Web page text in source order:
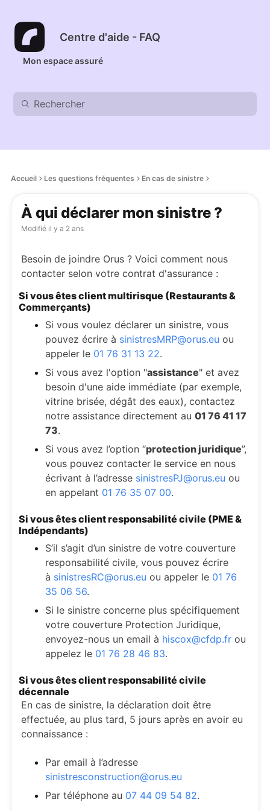
Centre d'aide - FAQ
Mon espace assuré
Accueil Les questions fréquentes En cas de sinistre
À qui déclarer mon sinistre ?
Modifié il y a 2 ans
Besoin de joindre Orus ? Voici comment nous
contacter selon votre contrat d'assurance :
Si vous êtes client multirisque (Restaurants &
Commerçants)
Si vous voulez déclarer un sinistre, vous
pouvez écrire à sinistresMRP@orus.eu ou
appeler le 01 76 31 13 22.
Si vous avez l'option "assistance" et avez
besoin d'une aide immédiate (par exemple,
vitrine brisée, dégât des eaux), contactez
notre assistance directement au 01 76 41 17
73.
Si vous avez l’option “protection juridique”,
vous pouvez contacter le service en nous
écrivant à l’adresse sinistresPJ@orus.eu ou
en appelant 01 76 35 07 00.
Si vous êtes client responsabilité civile (PME &
Indépendants)
S’il s’agit d’un sinistre de votre couverture
responsabilité civile, vous pouvez écrire
à sinistresRC@orus.eu ou appeler le 01 76
35 06 56.
Si le sinistre concerne plus spécifiquement
votre couverture Protection Juridique,
envoyez-nous un email à hiscox@cfdp.fr ou
appelez le 01 76 28 46 83.
Si vous êtes client responsabilité civile
décennale
En cas de sinistre, la déclaration doit être
effectuée, au plus tard, 5 jours après en avoir eu
connaissance :
Par email à l’adresse
sinistresconstruction@orus.eu
Par téléphone au 07 44 09 54 82.